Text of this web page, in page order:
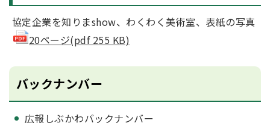
協定企業を知りまshow、わくわく美術室、表紙の写真
20ページ(pdf 255 KB)
バックナンバー
広報しぶかわバックナンバー